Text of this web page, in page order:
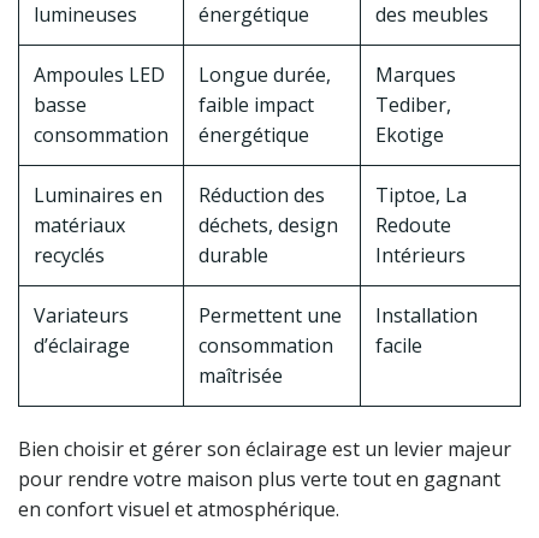
lumineuses
énergétique
des meubles
Ampoules LED
basse
consommation
Longue durée,
faible impact
énergétique
Marques
Tediber,
Ekotige
Luminaires en
matériaux
recyclés
Réduction des
déchets, design
durable
Tiptoe, La
Redoute
Intérieurs
Variateurs
d’éclairage
Permettent une
consommation
maîtrisée
Installation
facile
Bien choisir et gérer son éclairage est un levier majeur
pour rendre votre maison plus verte tout en gagnant
en confort visuel et atmosphérique.